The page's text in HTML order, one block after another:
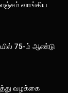
லஞ்சம் வாங்கிய
75-ம் ஆண்டு
வழக்கை